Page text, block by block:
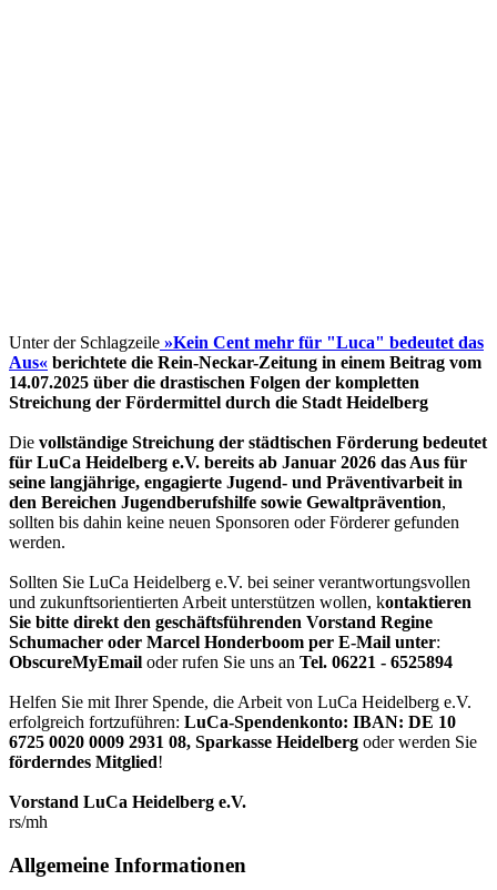
Unter der Schlagzeile »Kein Cent mehr für "Luca" bedeutet das
Aus« berichtete die Rein-Neckar-Zeitung in einem Beitrag vom
14.07.2025 über die drastischen Folgen der kompletten
Streichung der Fördermittel durch die Stadt Heidelberg
Die vollständige Streichung der städtischen Förderung bedeutet
für LuCa Heidelberg e.V. bereits ab Januar 2026 das Aus für
seine langjährige, engagierte Jugend- und Präventivarbeit in
den Bereichen Jugendberufshilfe sowie Gewaltprävention,
sollten bis dahin keine neuen Sponsoren oder Förderer gefunden
werden.
Sollten Sie LuCa Heidelberg e.V. bei seiner verantwortungsvollen
und zukunftsorientierten Arbeit unterstützen wollen, kontaktieren
Sie bitte direkt den geschäftsführenden Vorstand Regine
Schumacher oder Marcel Honderboom per E-Mail unter:
ObscureMyEmail oder rufen Sie uns an Tel. 06221 - 6525894
Helfen Sie mit Ihrer Spende, die Arbeit von LuCa Heidelberg e.V.
erfolgreich fortzuführen: LuCa-Spendenkonto: IBAN: DE 10
6725 0020 0009 2931 08, Sparkasse Heidelberg oder werden Sie
förderndes Mitglied!
Vorstand LuCa Heidelberg e.V.
rs/mh
Allgemeine Informationen